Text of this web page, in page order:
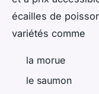
écailles de
variétés comme
la morue
le saumon